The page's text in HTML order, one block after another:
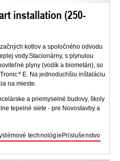
installation (250-
kotlov a spoločného odvodu
vody.Stacionárny, s plynulou
plyny (vodík a biometán), so
E. Na jednoduchšiu inštaláciu
na mieste.
a priemyselné budovy, školy
tepelné siete - pre Novostavby a
technológie Príslušenstvo